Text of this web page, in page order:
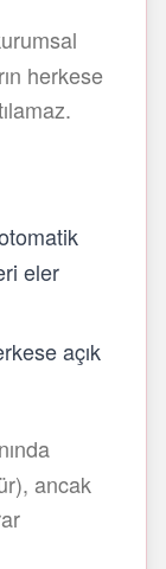
herkese
eler
açık
ancak